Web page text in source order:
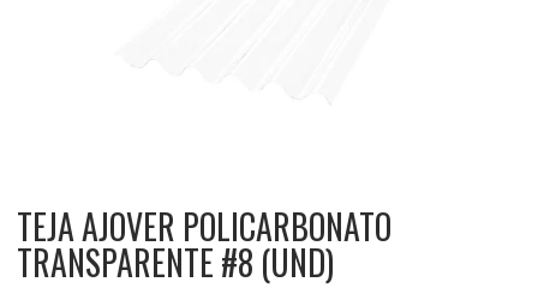
TEJA AJOVER POLICARBONATO
TRANSPARENTE #8 (UND)